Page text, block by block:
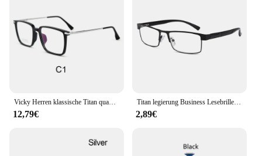
Vicky Herren klassische Titan quadratische Rahmen Anti-Blaulicht Lesebrille Männer Myopie Hyperopie anpassbare Rezept 5042x
12,79€
Titan legierung Business Lesebrille für Männer nicht sphärische 12-lagige beschichtete Linsen Retro Hyperopie verschreibung pflicht ige Brillen
2,89€